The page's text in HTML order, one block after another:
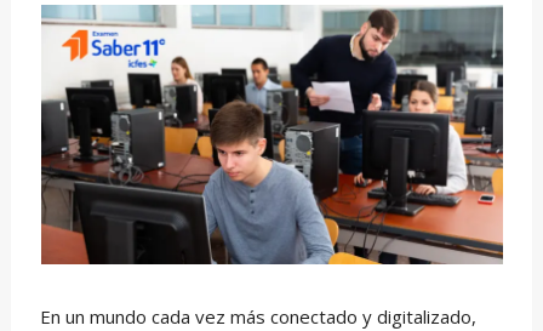
En un mundo cada vez más conectado y digitalizado,